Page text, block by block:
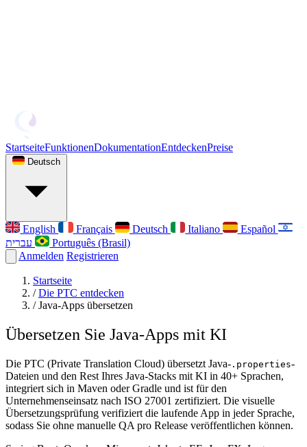
StartseiteFunktionenDokumentationEntdeckenPreise
Deutsch
English Français Deutsch Italiano
Español
Português (Brasil)
Anmelden Registrieren
Startseite
/ Die PTC entdecken
/ Java-Apps übersetzen
Übersetzen Sie Java-Apps mit KI
Die PTC (Private Translation Cloud) übersetzt Java- .properties-
Dateien und den Rest Ihres Java-Stacks mit KI in 40+ Sprachen,
integriert sich in Maven oder Gradle und ist für den
Unternehmenseinsatz nach ISO 27001 zertifiziert. Die visuelle
Übersetzungsprüfung verifiziert die laufende App in jeder Sprache,
sodass Sie ohne manuelle QA pro Release veröffentlichen können.